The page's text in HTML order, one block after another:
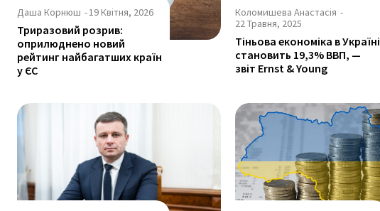
Даша Корнюш -19 Квітня, 2026
Триразовий розрив:
оприлюднено новий
рейтинг найбагатших країн
у ЄС
Коломишева Анастасія -
22 Травня, 2025
Тіньова економіка в Україні
становить 19,3% ВВП, —
звіт Ernst & Young